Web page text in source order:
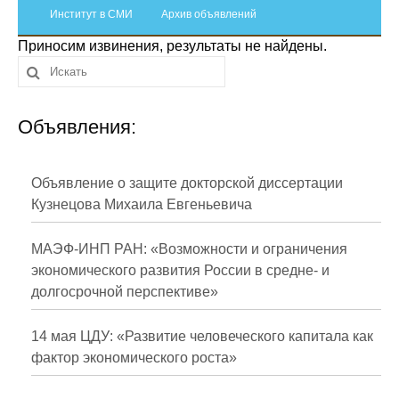
Отчетность
Противодействие коррупции
Материалы для СМИ
Публикации
Научная жизнь
Проблемы прогнозирования
О журнале
Номера журналов
Институт в СМИ Архив объявлений
Приносим извинения, результаты не найдены.
Объявления:
Объявление о защите докторской диссертации
Кузнецова Михаила Евгеньевича
МАЭФ-ИНП РАН: «Возможности и ограничения
экономического развития России в средне- и
долгосрочной перспективе»
14 мая ЦДУ: «Развитие человеческого капитала как
фактор экономического роста»